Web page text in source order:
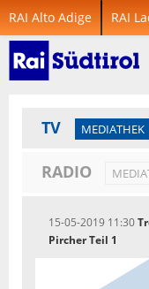
RAI Alto Adige RAI
TV MEDIATHEK
RADIO
15-05-2019 11:30
Pircher Teil 1